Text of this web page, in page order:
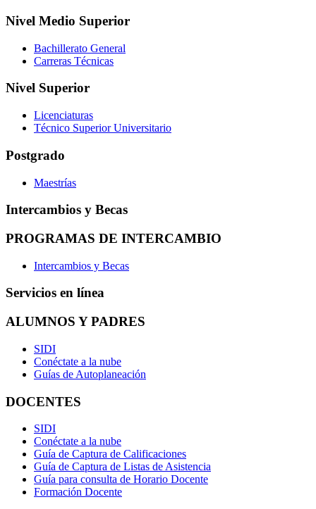
Nivel Medio Superior
Bachillerato General
Carreras Técnicas
Nivel Superior
Licenciaturas
Técnico Superior Universitario
Postgrado
Maestrías
Intercambios y Becas
PROGRAMAS DE INTERCAMBIO
Intercambios y Becas
Servicios en línea
ALUMNOS Y PADRES
SIDI
Conéctate a la nube
Guías de Autoplaneación
DOCENTES
SIDI
Conéctate a la nube
Guía de Captura de Calificaciones
Guía de Captura de Listas de Asistencia
Guía para consulta de Horario Docente
Formación Docente